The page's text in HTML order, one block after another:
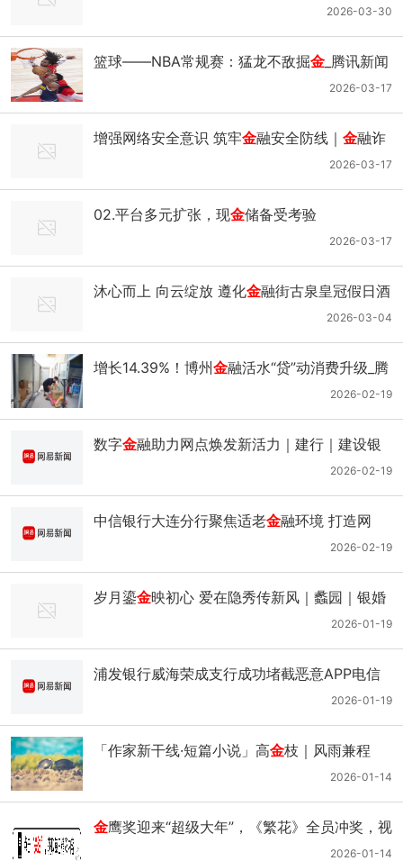
2026-03-30
篮球——NBA常规赛：猛龙不敌掘金 _腾讯新闻
2026-03-17
增强网络安全意识 筑牢金融安全防线｜ 金融诈
2026-03-17
02.平台多元扩张，现金储备受考验
2026-03-17
沐心而上 向云绽放 遵化金融街古泉皇冠假日酒
店云顶中心及云麓山墅风雅献映｜温泉｜别墅
｜客房｜度假_网易新闻
2026-03-04
增长14.39%！博州金融活水“贷”动消费升级_腾
2026-02-19
数字金融助力网点焕发新活力｜建行｜建设银
2026-02-19
中信银行大连分行聚焦适老金融环境 打造网
点“幸福驿站”品牌｜无障碍｜养老_网易新闻
2026-02-19
岁月鎏金映初心 爱在隐秀传新风｜蠡园｜银婚
2026-01-19
浦发银行威海荣成支行成功堵截恶意APP电信
网络诈骗，守护群众财产安全｜app｜支付宝
｜银行卡｜保证金_网易新闻
2026-01-19
「作家新干线·短篇小说」高金枝｜风雨兼程
2026-01-14
金鹰奖迎来“超级大年”，《繁花》全员冲奖，视
2026-01-14